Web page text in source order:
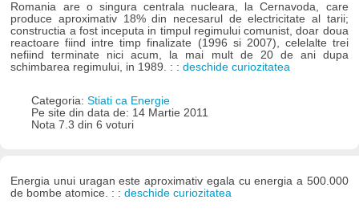
Romania are o singura centrala nucleara, la Cernavoda, care
produce aproximativ 18% din necesarul de electricitate al tarii;
constructia a fost inceputa in timpul regimului comunist, doar doua
reactoare fiind intre timp finalizate (1996 si 2007), celelalte trei
nefiind terminate nici acum, la mai mult de 20 de ani dupa
schimbarea regimului, in 1989. : :deschide curiozitatea
Categoria: Stiati ca Energie
Pe site din data de: 14 Martie 2011
Nota 7.3 din 6 voturi
Energia unui uragan este aproximativ egala cu energia a 500.000
de bombe atomice. : :deschide curiozitatea